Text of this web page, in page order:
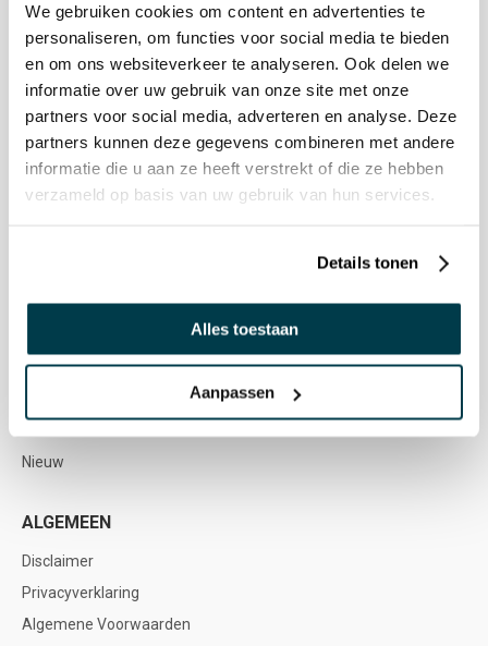
We gebruiken cookies om content en advertenties te
personaliseren, om functies voor social media te bieden
en om ons websiteverkeer te analyseren. Ook delen we
informatie over uw gebruik van onze site met onze
partners voor social media, adverteren en analyse. Deze
partners kunnen deze gegevens combineren met andere
informatie die u aan ze heeft verstrekt of die ze hebben
verzameld op basis van uw gebruik van hun services.
Details tonen
Alles toestaan
Aanpassen
Kleuradvies
Vacatures
WEBSHOP
Snoezelen & Zintuigstimulering
Spel & Ontwikkeling
Sensorische Integratie & Beweging
Nieuw
ALGEMEEN
Disclaimer
Privacyverklaring
Algemene Voorwaarden